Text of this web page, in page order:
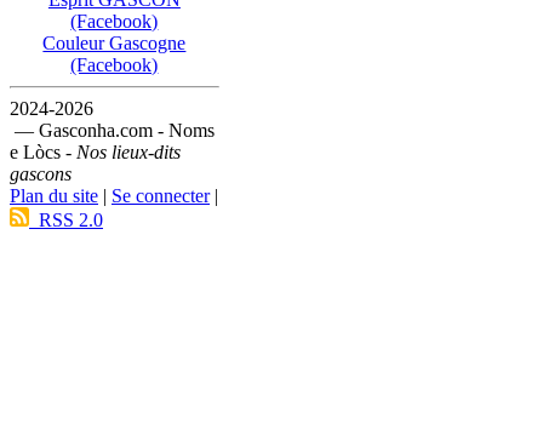
(Facebook)
Couleur Gascogne
(Facebook)
2024-2026
— Gasconha.com - Noms
e Lòcs - Nos lieux-dits
gascons
Plan du site | Se connecter|
RSS 2.0